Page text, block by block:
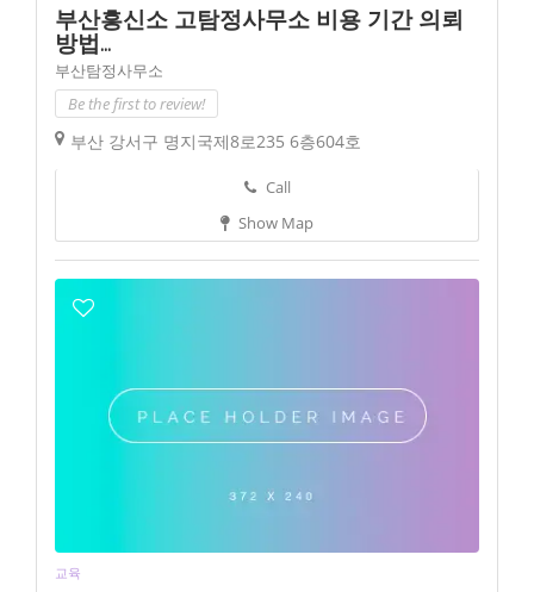
부산흥신소 고탐정사무소 비용 기간 의뢰
방법...
부산탐정사무소
Be the first to review!
부산 강서구 명지국제8로235 6층604호
Call
Show Map
교육